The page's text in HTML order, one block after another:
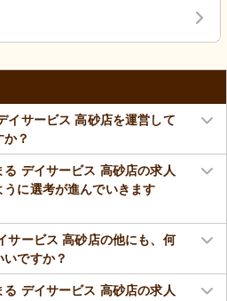
イサービス 高砂店を運営して
？
る デイサービス 高砂店の求人
に選考が進んでいきます
サービス 高砂店の他にも、何
ですか？
る デイサービス 高砂店の求人